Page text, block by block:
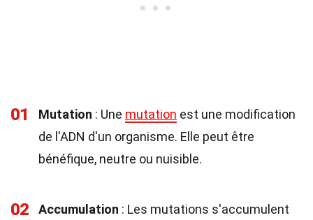
01 Mutation : Une mutation est une modification
de l'ADN d'un organisme. Elle peut être
bénéfique, neutre ou nuisible.
02 Accumulation : Les mutations s'accumulent